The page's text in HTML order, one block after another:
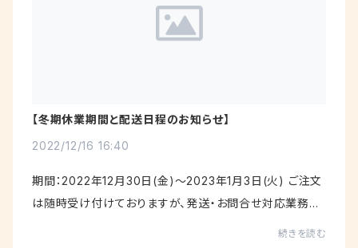
【冬期休業期間と配送日程のお知らせ】
2022/12/16 16:40
期間：2022年12月30日(金)～2023年1月3日(火) ご注文
は随時受け付けておりますが、発送・お問合せ対応業務を
続きを読む